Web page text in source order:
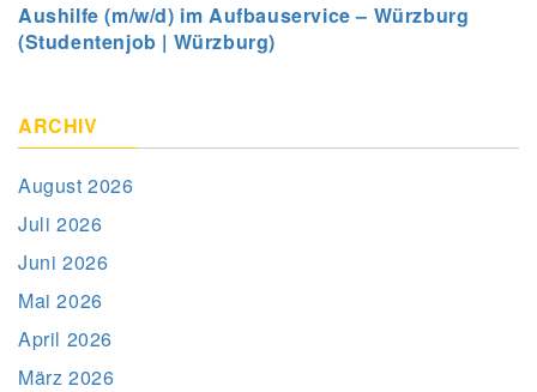
Aushilfe (m/w/d) im Aufbauservice – Würzburg
(Studentenjob | Würzburg)
ARCHIV
August 2026
Juli 2026
Juni 2026
Mai 2026
April 2026
März 2026